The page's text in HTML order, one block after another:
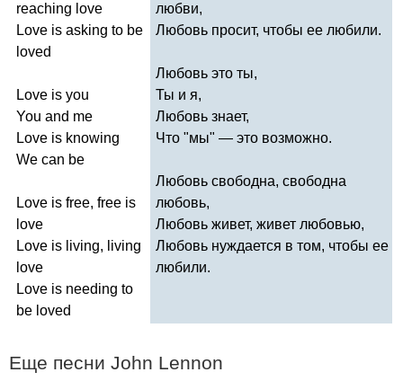
reaching love
Love is asking to be
loved
Love is you
You and me
Love is knowing
We can be
Love is free, free is
love
Love is living, living
love
Love is needing to
be loved
любви,
Любовь просит, чтобы ее любили.
Любовь это ты,
Ты и я,
Любовь знает,
Что "мы" — это возможно.
Любовь свободна, свободна
любовь,
Любовь живет, живет любовью,
Любовь нуждается в том, чтобы ее
любили.
Еще песни John Lennon